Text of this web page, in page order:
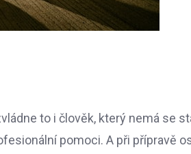
to i člověk, který nemá se
pomoci. A při přípravě